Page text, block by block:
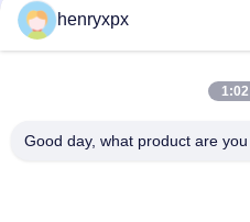
Max Rewinding Diameter
Verfraaiingsmachine Verhoog
snelheid en Corona Power
Maximum
etiketteringsoplossingen
henryxpx
1:02
Good day, what product are